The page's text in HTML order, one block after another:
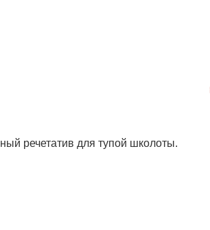
речетатив для тупой школоты.